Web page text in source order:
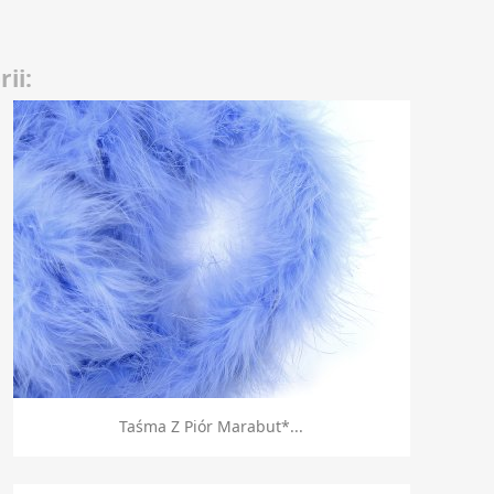
Szybki podgląd
Taśma Z Piór Marabut*...